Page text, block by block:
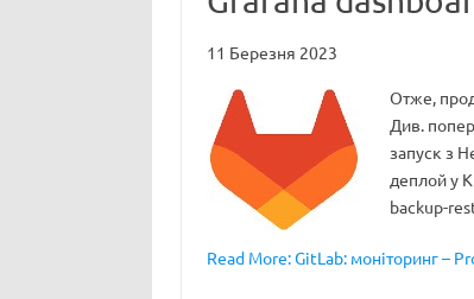
11 Березня 2023
Отже,
Див.
запуск з
деплой у
backup-
Read More: GitLab: моніторинг –